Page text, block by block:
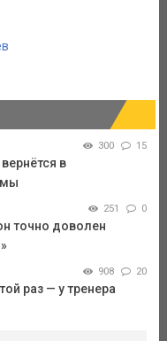
300 15
в
251 0
точно доволен
908 20
раз — у тренера